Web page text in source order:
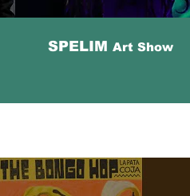
SPELIMArt Show